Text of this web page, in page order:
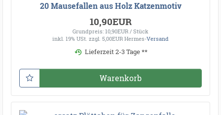
20 Mausefallen aus Holz Katzenmotiv
10,90EUR
Grundpreis: 10,90EUR / Stück
inkl. 19% USt. zzgl. 5,00EUR Hermes-Versand
Lieferzeit 2-3 Tage **
Warenkorb